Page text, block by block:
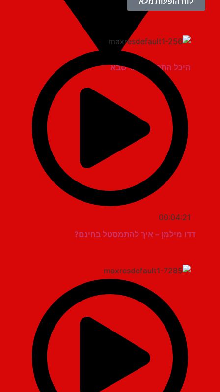
היכל התרבות כפר סבא
00:04:21
דדו מילמן – איך להתמסטל בחינם?